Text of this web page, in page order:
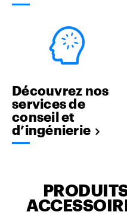
Découvrez nos
services de
conseil et
d’ingénierie